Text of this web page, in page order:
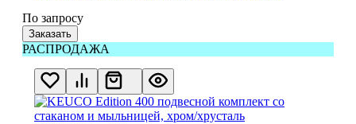
По запросу
Заказать
РАСПРОДАЖА